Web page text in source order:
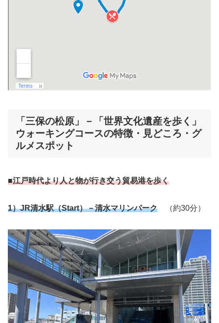
「三保の松原」－「世界文化遺産を歩く」
ウォーキングコースの特徴・見どころ・グ
ルメスポット
■江戸時代より人と物が行き交う貿易港を歩く
1）JR清水駅（Start）－清水マリンパーク （約30分）